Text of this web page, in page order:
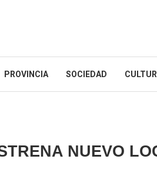
PROVINCIA SOCIEDAD
NUEVO